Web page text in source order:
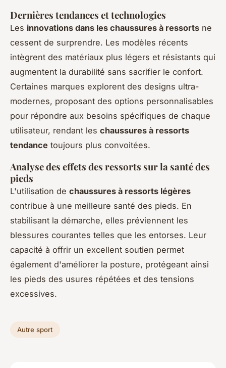
Dernières tendances et technologies
Les innovations dans les chaussures à ressorts ne
cessent de surprendre. Les modèles récents
intègrent des matériaux plus légers et résistants qui
augmentent la durabilité sans sacrifier le confort.
Certaines marques explorent des designs ultra-
modernes, proposant des options personnalisables
pour répondre aux besoins spécifiques de chaque
utilisateur, rendant les chaussures à ressorts
tendance toujours plus convoitées.
Analyse des effets des ressorts sur la santé des
pieds
L'utilisation de chaussures à ressorts légères
contribue à une meilleure santé des pieds. En
stabilisant la démarche, elles préviennent les
blessures courantes telles que les entorses. Leur
capacité à offrir un excellent soutien permet
également d'améliorer la posture, protégeant ainsi
les pieds des usures répétées et des tensions
excessives.
Autre sport